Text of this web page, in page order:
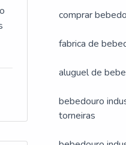
comprar
fabrica de
aluguel de
bebedouro
torneiras